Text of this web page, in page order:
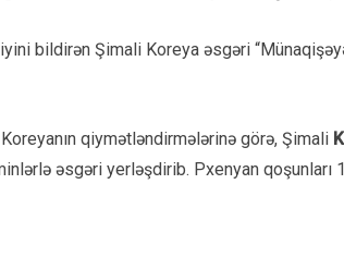
bildirən Şimali Koreya əsgəri
qiymətləndirmələrinə görə, Şimali
əsgəri yerləşdirib. Pxenyan